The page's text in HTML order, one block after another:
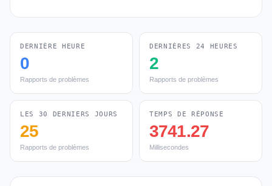
DERNIÈRE HEURE
0
Rapports de problèmes
DERNIÈRES 24 HEURES
2
Rapports de problèmes
LES 30 DERNIERS JOURS
25
Rapports de problèmes
TEMPS DE RÉPONSE
3741.27
Millisecondes